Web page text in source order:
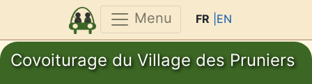
Menu FR |EN
Covoiturage du Village des Pruniers